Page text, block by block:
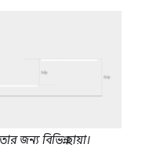
জন্য বিভিন্ন ছায়া।